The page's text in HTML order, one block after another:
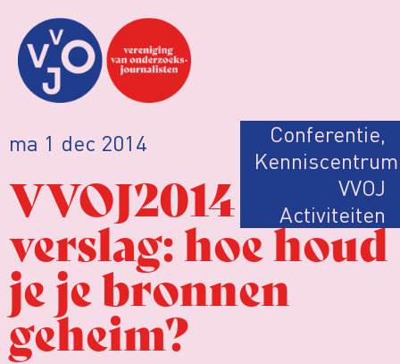
ma 1 dec 2014 Conferentie,
Kenniscentrum
VVOJ
Activiteiten
VVOJ2014
verslag: hoe houd
je je bronnen
geheim?